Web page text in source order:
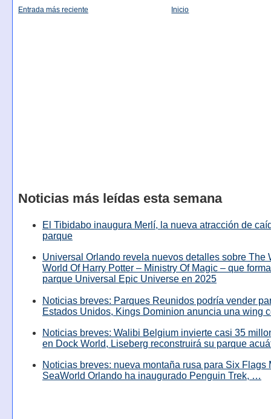
Entrada más reciente Inicio
Noticias más leídas esta semana
El Tibidabo inaugura Merlí, la nueva atracción de
parque
Universal Orlando revela nuevos detalles sobre The
World Of Harry Potter – Ministry Of Magic – que
parque Universal Epic Universe en 2025
Noticias breves: Parques Reunidos podría vender
Estados Unidos, Kings Dominion anuncia una wing
Noticias breves: Walibi Belgium invierte casi 35
en Dock World, Liseberg reconstruirá su parque
Noticias breves: nueva montaña rusa para Six Flags
SeaWorld Orlando ha inaugurado Penguin Trek, …